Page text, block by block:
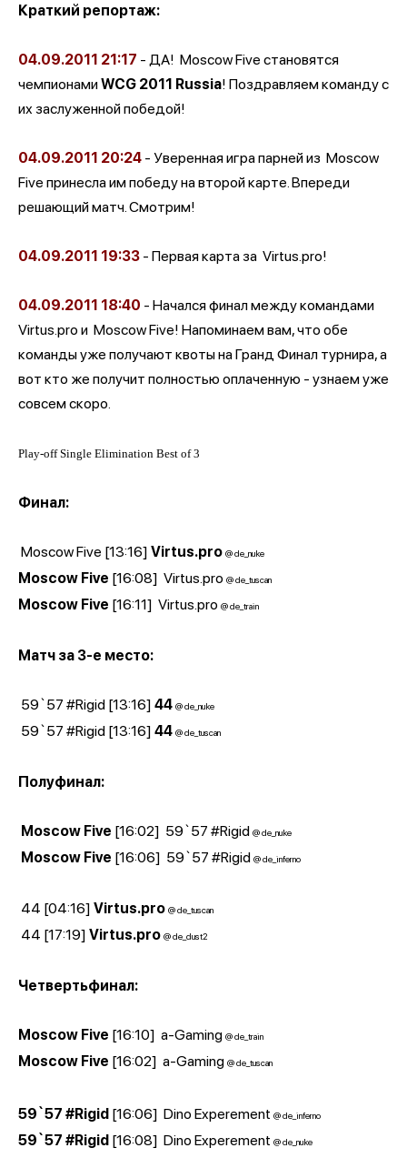
Краткий репортаж:
04.09.2011 21:17 - ДА! Moscow Five становятся
чемпионамиWCG 2011 Russia! Поздравляем команду с
их заслуженной победой!
04.09.2011 20:24 - Уверенная игра парней из Moscow
Five принесла им победу на второй карте. Впереди
решающий матч. Смотрим!
04.09.2011 19:33 - Первая карта за Virtus.pro!
04.09.2011 18:40 - Начался финал между командами
Virtus.pro и Moscow Five! Напоминаем вам, что обе
команды уже получают квоты на Гранд Финал турнира, а
вот кто же получит полностью оплаченную - узнаем уже
совсем скоро.
Play-off Single Elimination Best of 3
Финал:
Moscow Five [13:16] Virtus.pro @ de_nuke
Moscow Five [16:08] Virtus.pro @ de_tuscan
Moscow Five [16:11] Virtus.pro @ de_train
Матч за 3-е место:
59`57 #Rigid [13:16] 44 @ de_nuke
59`57 #Rigid [13:16] 44 @ de_tuscan
Полуфинал:
Moscow Five [16:02] 59`57 #Rigid @ de_nuke
Moscow Five [16:06] 59`57 #Rigid @ de_inferno
44 [04:16] Virtus.pro @ de_tuscan
44 [17:19] Virtus.pro @ de_dust2
Четвертьфинал:
Moscow Five [16:10] a-Gaming @ de_train
Moscow Five [16:02] a-Gaming @ de_tuscan
59`57 #Rigid [16:06] Dino Experement @ de_inferno
59`57 #Rigid [16:08] Dino Experement @ de_nuke